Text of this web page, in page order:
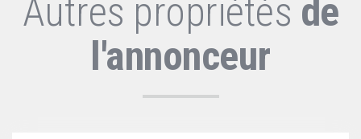
Autres propriétés de
l'annonceur